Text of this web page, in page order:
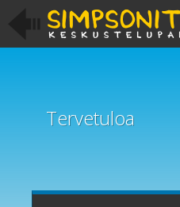
Tervetuloa